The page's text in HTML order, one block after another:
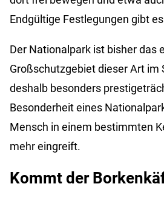
Endgültige Festlegungen gibt
Der Nationalpark ist bisher das
Großschutzgebiet dieser Art im
deshalb besonders
Besonderheit eines
Mensch in einem bestimmten
mehr eingreift.
Kommt der